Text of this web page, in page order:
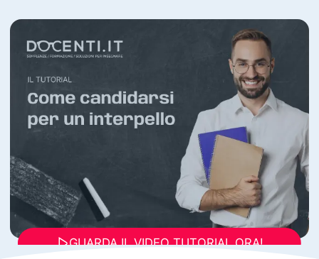
GUARDA IL VIDEO TUTORIAL ORA!